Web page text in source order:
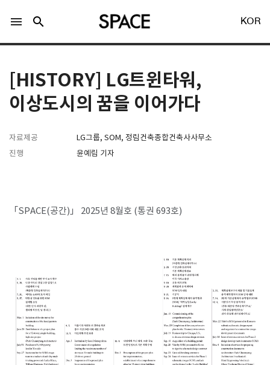
Twitter 로그인
SPACE 소개
공지사항
기사문의
광고문의
menu search KOR
[HISTORY] LG트윈타워,
이상도시의 꿈을 이어가다
자료제공
LG그룹, SOM, 정림건축종합건축사사무소
진행
윤예림 기자
「SPACE(공간)」 2025년 8월호 (통권 693호)